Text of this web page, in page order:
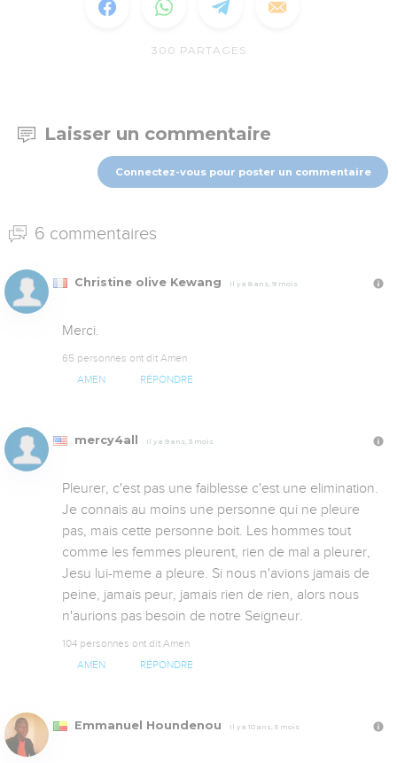
300 PARTAGES
Laisser un commentaire
Connectez-vous pour poster un commentaire
6 commentaires
Christine olive Kewang Il y a 8 ans, 9 mois
Merci.
65 personnes ont dit Amen
AMEN RÉPONDRE
mercy4all Il y a 9 ans, 3 mois
Pleurer, c'est pas une faiblesse c'est une elimination.
Je connais au moins une personne qui ne pleure
pas, mais cette personne boit. Les hommes tout
comme les femmes pleurent, rien de mal a pleurer,
Jesu lui-meme a pleure. Si nous n'avions jamais de
peine, jamais peur, jamais rien de rien, alors nous
n'aurions pas besoin de notre Seigneur.
104 personnes ont dit Amen
AMEN RÉPONDRE
Emmanuel Houndenou Il y a 10 ans, 5 mois